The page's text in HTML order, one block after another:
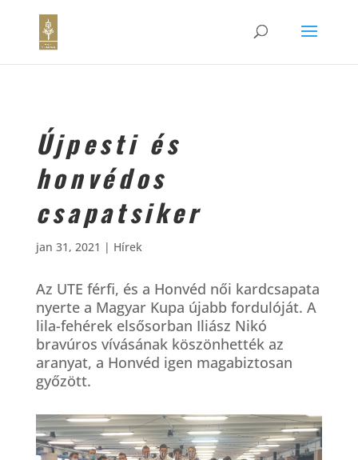
Újpesti és
honvédos
csapatsiker
jan 31, 2021 | Hírek
Az UTE férfi, és a Honvéd női kardcsapata
nyerte a Magyar Kupa újabb fordulóját. A
lila-fehérek elsősorban Iliász Nikó
bravúros vívásának köszönhették az
aranyat, a Honvéd igen magabiztosan
győzött.